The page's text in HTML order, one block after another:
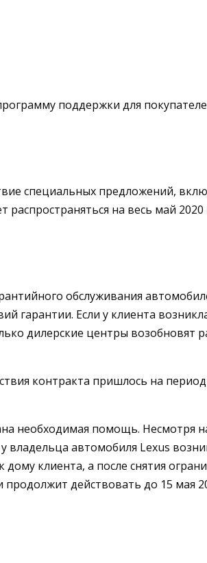
поддержки для
специальных предложений,
на весь май 2020
обслуживания
гарантии. Если у клиента
дилерские центры возобновят
контракта пришлось на
необходимая помощь. Несмотря
автомобиля Lexus
клиента, а после снятия
действовать до 15 мая